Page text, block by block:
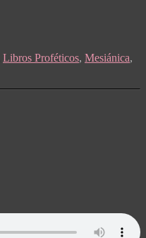
Libros Proféticos, Mesiánica,